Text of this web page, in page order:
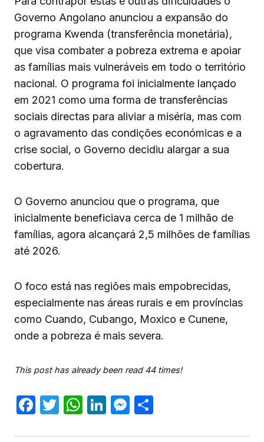
Governo Angolano anunciou a expansão do
programa Kwenda (transferência monetária),
que visa combater a pobreza extrema e apoiar
as famílias mais vulneráveis em todo o território
nacional. O programa foi inicialmente lançado
em 2021 como uma forma de transferências
sociais directas para aliviar a miséria, mas com
o agravamento das condições económicas e a
crise social, o Governo decidiu alargar a sua
cobertura.
O Governo anunciou que o programa, que
inicialmente beneficiava cerca de 1 milhão de
famílias, agora alcançará 2,5 milhões de famílias
até 2026.
O foco está nas regiões mais empobrecidas,
especialmente nas áreas rurais e em províncias
como Cuando, Cubango, Moxico e Cunene,
onde a pobreza é mais severa.
This post has already been read 44 times!
Facebook
Twitter
WhatsApp
LinkedIn
Messenger